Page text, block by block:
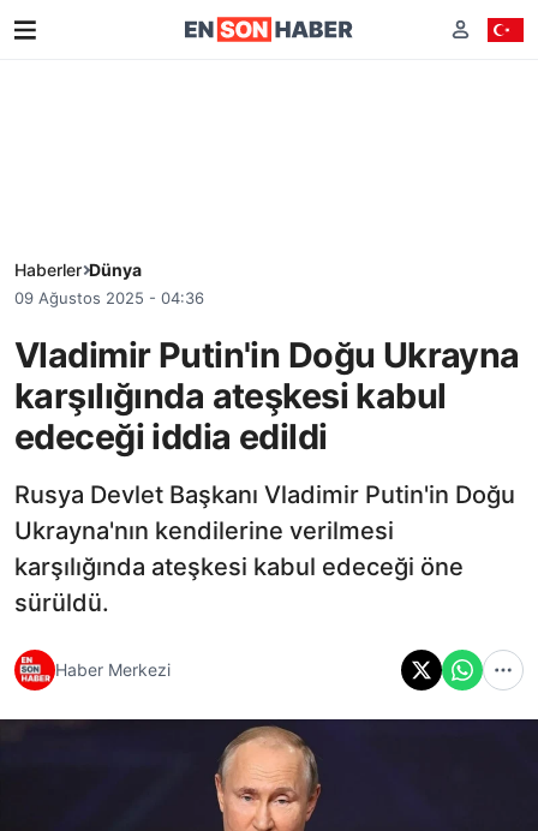
Haberler Dünya
09 Ağustos 2025 - 04:36
Vladimir Putin'in Doğu Ukrayna
karşılığında ateşkesi kabul
edeceği iddia edildi
Rusya Devlet Başkanı Vladimir Putin'in Doğu
Ukrayna'nın kendilerine verilmesi
karşılığında ateşkesi kabul edeceği öne
sürüldü.
Haber Merkezi